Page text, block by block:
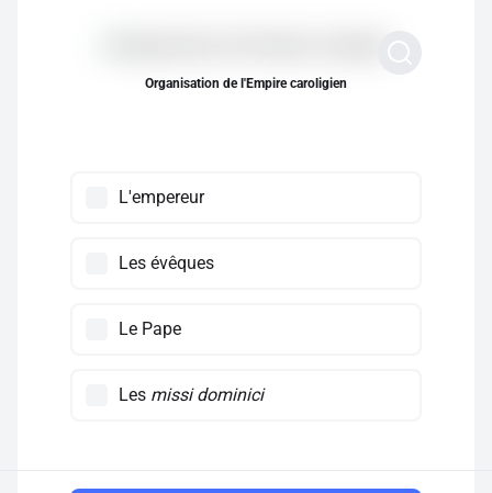
Organisation de l'Empire caroligien
L'empereur
Les évêques
Le Pape
Les missi dominici